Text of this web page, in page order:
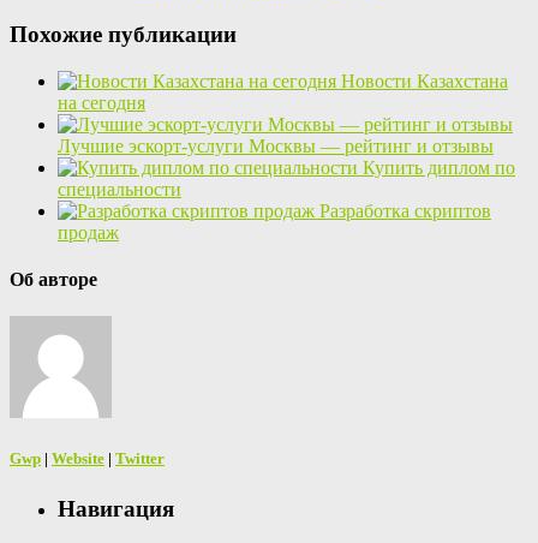
Похожие публикации
Новости Казахстана
на сегодня
Лучшие эскорт-услуги Москвы — рейтинг и отзывы
Купить диплом по
специальности
Разработка скриптов
продаж
Об авторе
Gwp | Website | Twitter
Навигация